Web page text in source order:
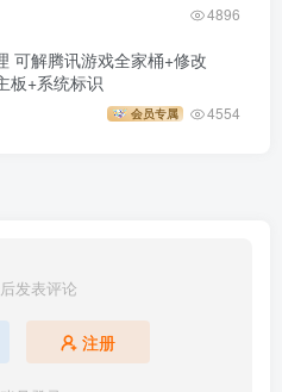
4896
可解腾讯游戏全家桶+修改
板+系统标识
会员专属 4554
发表评论
注册